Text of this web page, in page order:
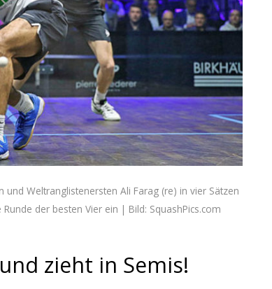
Weltranglistenersten Ali Farag (re) in vier Sätzen
der besten Vier ein | Bild: SquashPics.com
zieht in Semis!